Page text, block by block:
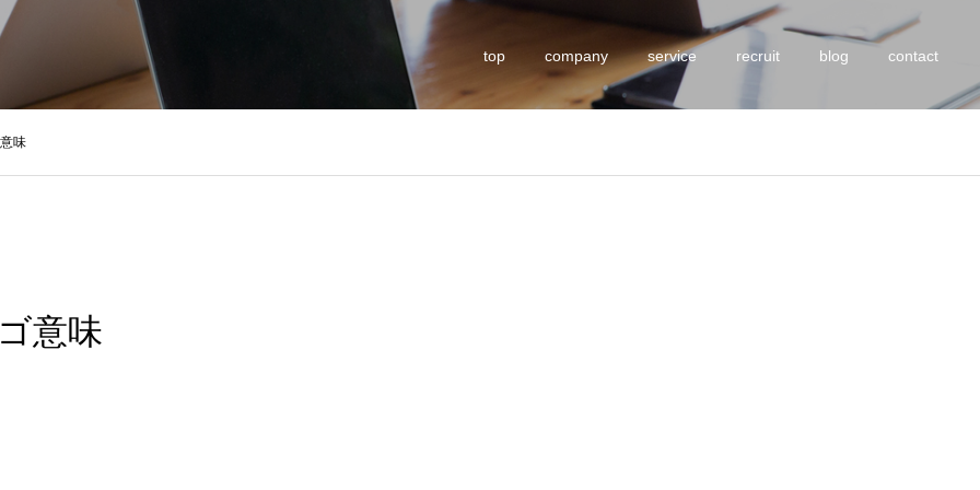
top company service recruit blog contact
味
意味